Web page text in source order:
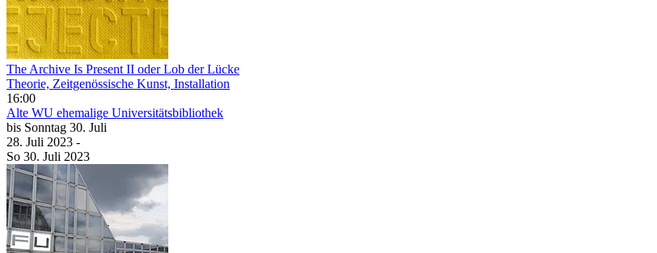
The Archive Is Present II oder Lob der Lücke
Theorie, Zeitgenössische Kunst, Installation
16:00
Alte WU ehemalige Universitätsbibliothek
bis Sonntag 30. Juli
28. Juli 2023 -
So 30. Juli 2023